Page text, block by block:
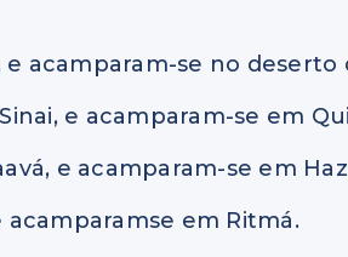
e acamparam-se no deserto
e acamparam-se em
e acamparam-se em
acamparamse em Ritmá.